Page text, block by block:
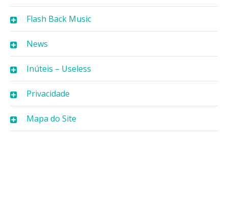
Flash Back Music
News
Inúteis – Useless
Privacidade
Mapa do Site